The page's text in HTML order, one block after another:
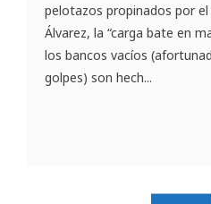
pelotazos propinados por el
Álvarez, la “carga bate en
los bancos vacíos
golpes) son hech...